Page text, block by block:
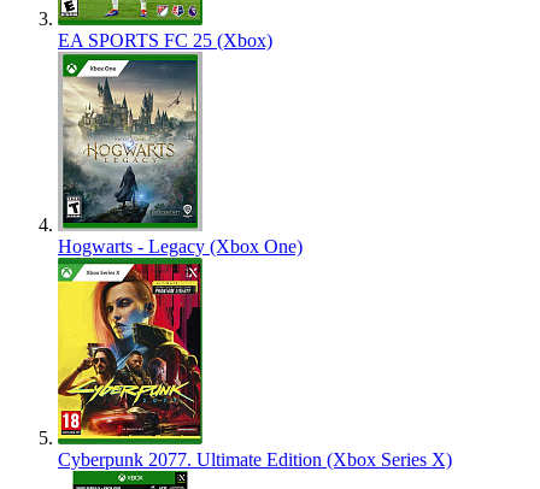
EA SPORTS FC 25 (Xbox)
Hogwarts - Legacy (Xbox One)
Cyberpunk 2077. Ultimate Edition (Xbox Series X)